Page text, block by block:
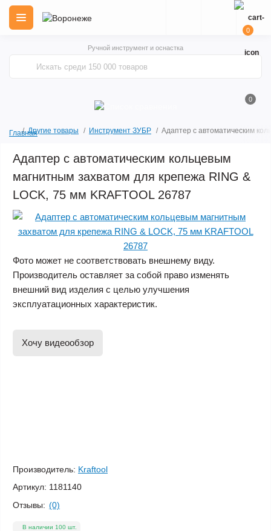
Ручной инструмент и оснастка
0
0
ГлавнаяДругие товары Инструмент ЗУБР Адаптер с автоматическим
Адаптер с автоматическим кольцевым
магнитным захватом для крепежа RING &
LOCK, 75 мм KRAFTOOL 26787
Фото может не соответствовать внешнему виду.
Производитель оставляет за собой право изменять
внешний вид изделия с целью улучшения
эксплуатационных характеристик.
Хочу видеообзор
Производитель: Kraftool
Артикул: 1181140
Отзывы: (0)
В наличии 100 шт.